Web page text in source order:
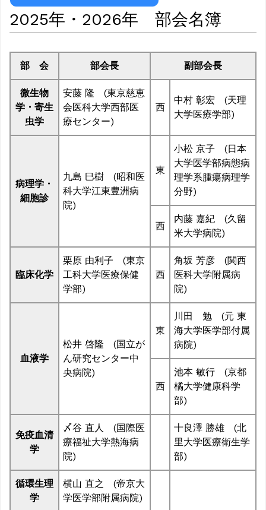
2025年・2026年 部会名簿
部 会 部会長 副部会長
微生物
学・寄生
虫学
安藤 隆 (東京慈恵
会医科大学西部医
療センター)
西
中村 彰宏 (天理
大学医療学部)
病理学・
細胞診
九島 巳樹 (昭和医
科大学江東豊洲病
院)
東
小松 京子 (日本
大学医学部病態病
理学系腫瘍病理学
分野)
西
内藤 嘉紀 (久留
米大学病院)
臨床化学
栗原 由利子 (東京
工科大学医療保健
学部)
西
角坂 芳彦 (関西
医科大学附属病
院)
血液学
松井 啓隆 (国立が
ん研究センター中
央病院)
東
川田 勉 (元 東
海大学医学部付属
病院)
西
池本 敏行 (京都
橘大学健康科学
部)
免疫血清
学
〆谷 直人 (国際医
療福祉大学熱海病
院)
十良澤 勝雄 (北
里大学医療衛生学
部)
循環生理
学
横山 直之 (帝京大
学医学部附属病院)